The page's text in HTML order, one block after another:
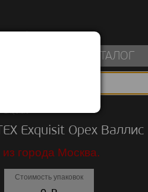
КАТАЛОГ
Exquisit
Exquisit Орех Валлис
города Москва.
Стоимость упаковок